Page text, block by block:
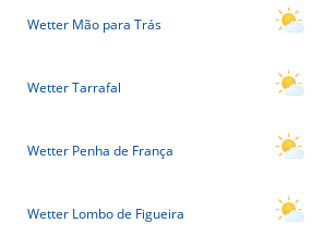
Wetter Mão para Trás
Wetter Tarrafal
Wetter Penha de França
Wetter Lombo de Figueira